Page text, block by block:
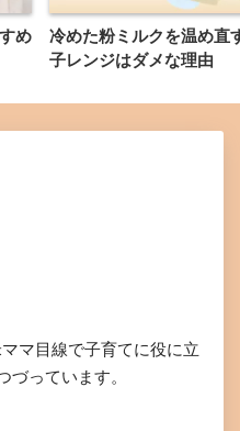
め
冷めた粉ミルクを温め直
子レンジはダメな理由
マ目線で子育てに役に立
づっています。